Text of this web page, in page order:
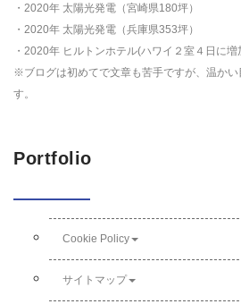
・2020年 太陽光発電（宮崎県180坪）
・2020年 太陽光発電（兵庫県353坪）
・2020年 ヒルトンホテル(ハワイ２室４日に増
※ブログは初めてで文章も苦手ですが、温か
す。
Portfolio
Cookie Policy
サイトマップ